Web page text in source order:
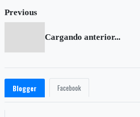
Previous
Cargando anterior...
Blogger Facebook